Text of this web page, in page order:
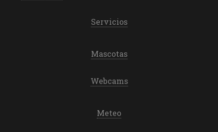
Servicios
Mascotas
Webcams
Meteo